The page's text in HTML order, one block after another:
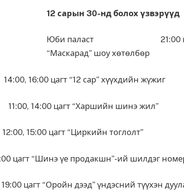
12 сарын 30-нд болох үзвэрүүд
Юби паласт 21:00
“Маскарад” шоу хөтөлбөр
16:00 цагт “12 сар” хүүхдийн жүжиг
14:00 цагт “Харшийн шинэ жил”
цагт “Циркийн тоглолт”
үе продакшн”-ий шилдэг
дээд” үндэсний түүхэн